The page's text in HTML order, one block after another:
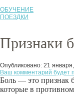
ОБУЧЕНИЕ
ПОЕЗДКИ
Признаки
Опубликовано: 21
Ваш комментарий будет
Боль — это признак
которые в